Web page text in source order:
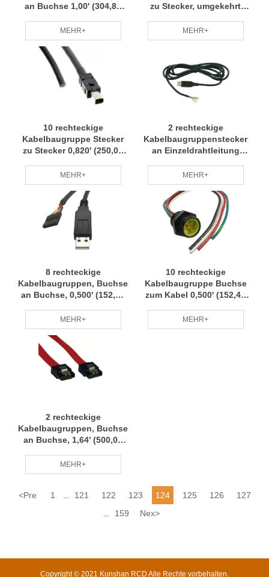
an Buchse 1,00' (304,80
Charge Anpassung
Professionelles Team RCD
MEHR+
zu Stecker, umgekehrt
Verkabelungssatz
Kleinserienanfertigung
MEHR+
10 rechteckige
Kabelbaugruppe Stecker
zu Stecker 0,820' (250,00
Kleine Charge Anpassung
Professionelles Team RCD
MEHR+
2 rechteckige
Kabelbaugruppenstecker
an Einzeldrahtleitung
Kabelbaum Kleine
Chargenanpassung
Professionelles Team RCD
MEHR+
8 rechteckige
Kabelbaugruppen, Buchse
an Buchse, 0,500' (152,40
Kleinserienanpassung,
professionelles Team RCD
MEHR+
10 rechteckige
Kabelbaugruppe Buchse
zum Kabel 0,500' (152,40
Kleine Charge Anpassung
Professionelles Team RCD
MEHR+
2 rechteckige
Kabelbaugruppen, Buchse
an Buchse, 1,64' (500,00
Kleinserienanpassung,
professionelles Team RCD
MEHR+
<Pre 1 121 122 123 124 125 126 127
159 Nex>
Copyright © 2021 Kunshan RCD Alle Rechte vorbehalten.